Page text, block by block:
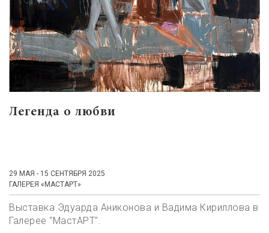
Легенда о любви
29 МАЯ - 15 СЕНТЯБРЯ 2025
ГАЛЕРЕЯ «МАСТАРТ»
Выставка Эдуарда Аниконова и Вадима Кириллова в
Галерее "МастАРТ".